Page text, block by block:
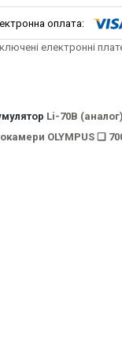
електронні
Li-70B
OLYMPUS ❑